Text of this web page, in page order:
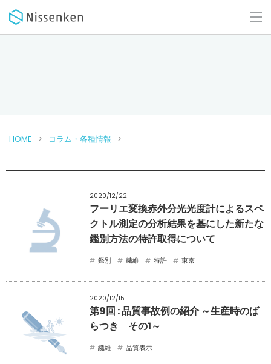
HOME コラム・各種情報
2020/12/22
フーリエ変換赤外分光光度計によるスペ
クトル測定の分析結果を基にした新たな
鑑別方法の特許取得について
鑑別 繊維 特許 東京
2020/12/15
第9回 : 品質事故例の紹介 ～生産時のば
らつき その1～
繊維 品質表示